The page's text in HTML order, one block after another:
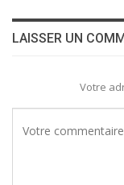
LAISSER UN
Votre